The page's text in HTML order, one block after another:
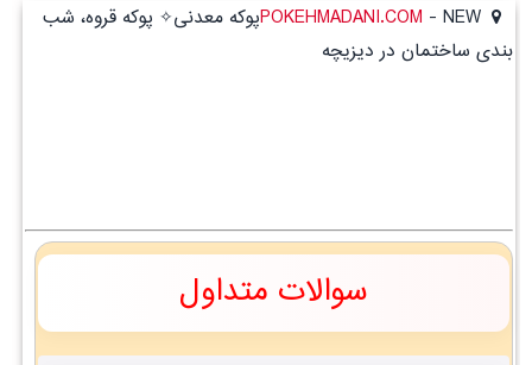
POKEHMADANI.COM -
NEWپوکه معدنی✧ پوکه قروه، شب
بندی ساختمان در ديزيچه
سوالات متداول